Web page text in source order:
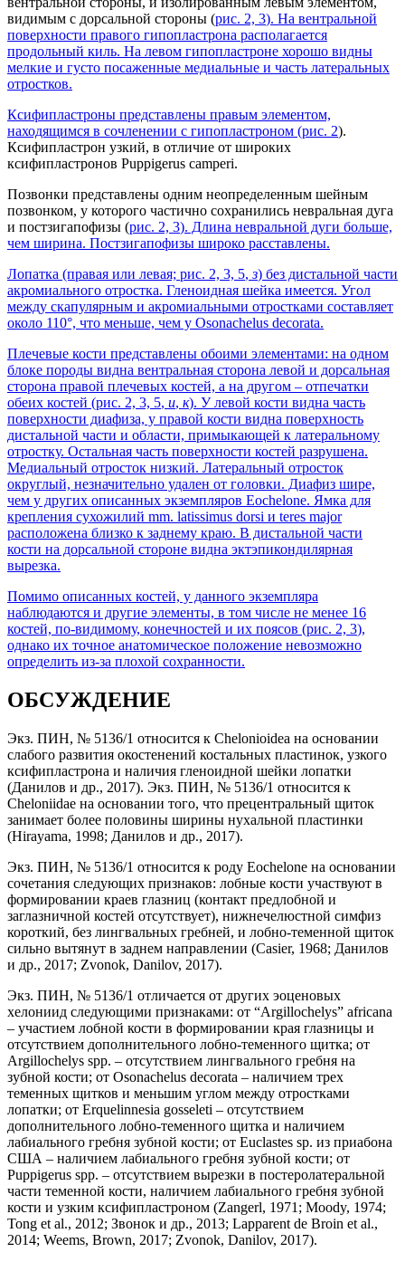
видимым с дорсальной стороны (рис. 2, 3). На вентральной
поверхности правого гипопластрона располагается
продольный киль. На левом гипопластроне хорошо видны
мелкие и густо посаженные медиальные и часть латеральных
отростков.
Ксифипластроны представлены правым элементом,
находящимся в сочленении с гипопластроном (рис. 2).
Ксифипластрон узкий, в отличие от широких
ксифипластронов Puppigerus camperi.
Позвонки представлены одним неопределенным шейным
позвонком, у которого частично сохранились невральная дуга
и постзигапофизы (рис. 2, 3). Длина невральной дуги больше,
чем ширина. Постзигапофизы широко расставлены.
Лопатка (правая или левая; рис. 2, 3, 5,з) без дистальной части
акромиального отростка. Гленоидная шейка имеется. Угол
между скапулярным и акромиальными отростками составляет
около 110°, что меньше, чем у Osonachelus decorata.
Плечевые кости представлены обоими элементами: на одном
блоке породы видна вентральная сторона левой и дорсальная
сторона правой плечевых костей, а на другом – отпечатки
обеих костей (рис. 2, 3, 5, и, к). У левой кости видна часть
поверхности диафиза, у правой кости видна поверхность
дистальной части и области, примыкающей к латеральному
отростку. Остальная часть поверхности костей разрушена.
Медиальный отросток низкий. Латеральный отросток
округлый, незначительно удален от головки. Диафиз шире,
чем у других описанных экземпляров Eochelone. Ямка для
крепления сухожилий mm. latissimus dorsi и teres major
расположена близко к заднему краю. В дистальной части
кости на дорсальной стороне видна эктэпикондилярная
вырезка.
Помимо описанных костей, у данного экземпляра
наблюдаются и другие элементы, в том числе не менее 16
костей, по-видимому, конечностей и их поясов (рис. 2, 3),
однако их точное анатомическое положение невозможно
определить из-за плохой сохранности.
ОБСУЖДЕНИЕ
Экз. ПИН, № 5136/1 относится к Chelonioidea на основании
слабого развития окостенений костальных пластинок, узкого
ксифипластрона и наличия гленоидной шейки лопатки
(Данилов и др., 2017). Экз. ПИН, № 5136/1 относится к
Cheloniidae на основании того, что прецентральный щиток
занимает более половины ширины нухальной пластинки
(Hirayama, 1998; Данилов и др., 2017).
Экз. ПИН, № 5136/1 относится к роду Eochelone на основании
сочетания следующих признаков: лобные кости участвуют в
формировании краев глазниц (контакт предлобной и
заглазничной костей отсутствует), нижнечелюстной симфиз
короткий, без лингвальных гребней, и лобно-теменной щиток
сильно вытянут в заднем направлении (Casier, 1968; Данилов
и др., 2017; Zvonok, Danilov, 2017).
Экз. ПИН, № 5136/1 отличается от других эоценовых
хелониид следующими признаками: от “Argillochelys” africana
– участием лобной кости в формировании края глазницы и
отсутствием дополнительного лобно-теменного щитка; от
Argillochelys spp. – отсутствием лингвального гребня на
зубной кости; от Osonachelus decorata – наличием трех
теменных щитков и меньшим углом между отростками
лопатки; от Erquelinnesia gosseleti – отсутствием
дополнительного лобно-теменного щитка и наличием
лабиального гребня зубной кости; от Euclastes sp. из приабона
США – наличием лабиального гребня зубной кости; от
Puppigerus spp. – отсутствием вырезки в постеролатеральной
части теменной кости, наличием лабиального гребня зубной
кости и узким ксифипластроном (Zangerl, 1971; Moody, 1974;
Tong et al., 2012; Звонок и др., 2013; Lapparent de Broin et al.,
2014; Weems, Brown, 2017; Zvonok, Danilov, 2017).